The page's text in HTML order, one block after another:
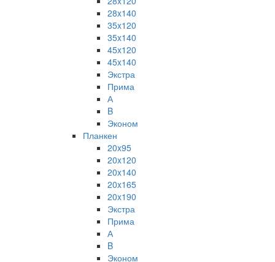
28x140
35x120
35x140
45x120
45x140
Экстра
Прима
А
B
Эконом
Планкен
20x95
20x120
20x140
20x165
20x190
Экстра
Прима
А
B
Эконом